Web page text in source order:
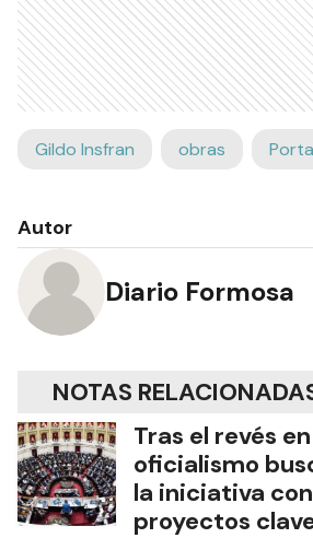
Gildo Insfran obras
Autor
Diario Formosa
NOTAS
Tras el revés
oficialismo
la iniciativa
proyectos